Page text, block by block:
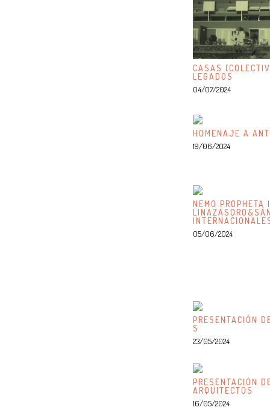
CASAS
LEGADOS
04/07/2024
HOMENAJE A
19/06/2024
NEMO PROPHETA
05/06/2024
PRESENTACIÓN
S
23/05/2024
PRESENTACIÓN
ARQUITECTOS
16/05/2024